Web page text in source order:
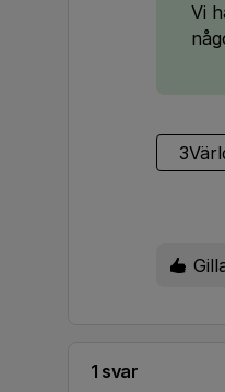
Vi
1 svar